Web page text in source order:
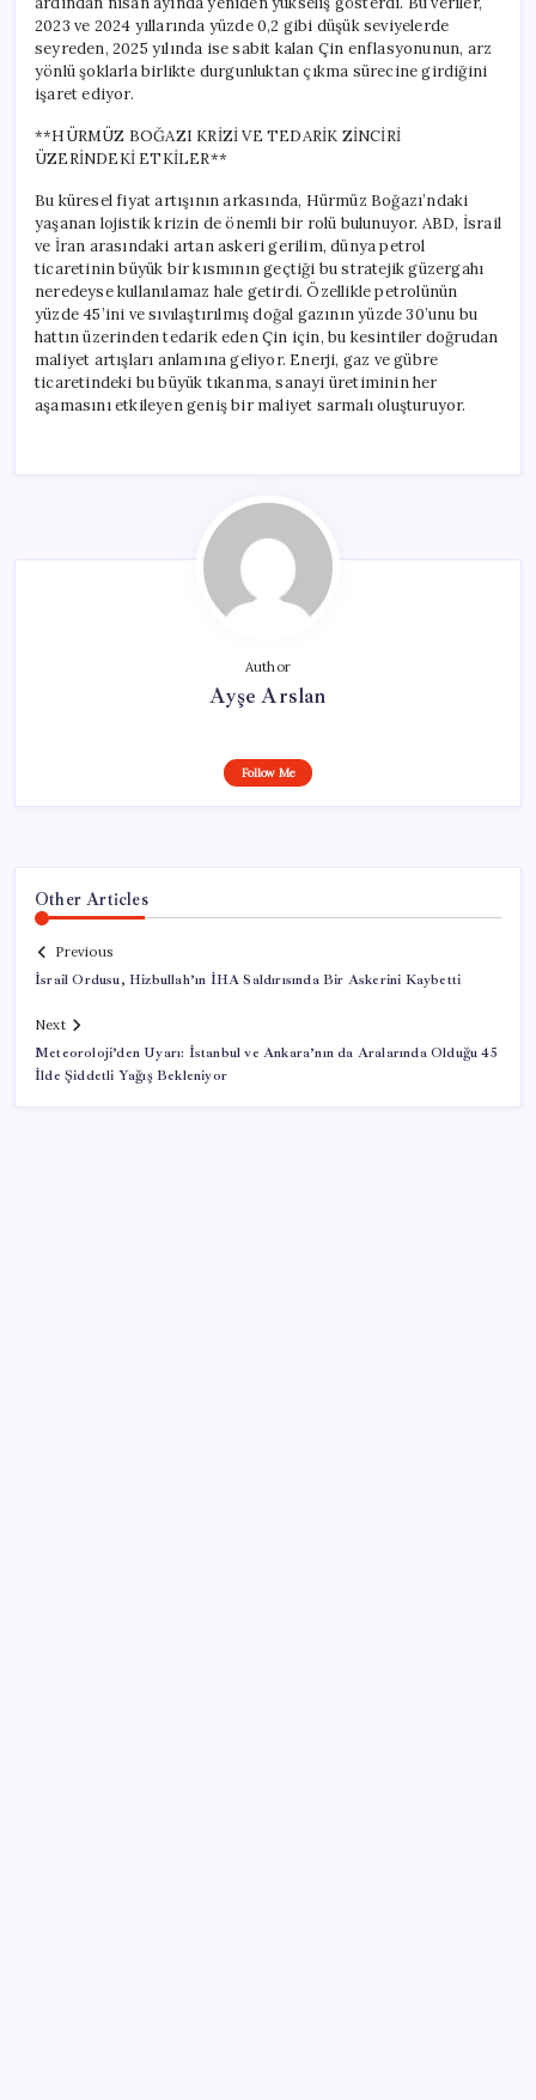
2023 ve 2024 yıllarında yüzde 0,2 gibi düşük seviyelerde
seyreden, 2025 yılında ise sabit kalan Çin enflasyonunun, arz
yönlü şoklarla birlikte durgunluktan çıkma sürecine girdiğini
işaret ediyor.
**HÜRMÜZ BOĞAZI KRİZİ VE TEDARİK ZİNCİRİ
ÜZERİNDEKİ ETKİLER**
Bu küresel fiyat artışının arkasında, Hürmüz Boğazı’ndaki
yaşanan lojistik krizin de önemli bir rolü bulunuyor. ABD, İsrail
ve İran arasındaki artan askeri gerilim, dünya petrol
ticaretinin büyük bir kısmının geçtiği bu stratejik güzergahı
neredeyse kullanılamaz hale getirdi. Özellikle petrolünün
yüzde 45’ini ve sıvılaştırılmış doğal gazının yüzde 30’unu bu
hattın üzerinden tedarik eden Çin için, bu kesintiler doğrudan
maliyet artışları anlamına geliyor. Enerji, gaz ve gübre
ticaretindeki bu büyük tıkanma, sanayi üretiminin her
aşamasını etkileyen geniş bir maliyet sarmalı oluşturuyor.
Author
Ayşe Arslan
Follow Me
Other Articles
Previous
İsrail Ordusu, Hizbullah’ın İHA Saldırısında Bir Askerini Kaybetti
Next
Meteoroloji’den Uyarı: İstanbul ve Ankara’nın da Aralarında Olduğu 45
İlde Şiddetli Yağış Bekleniyor